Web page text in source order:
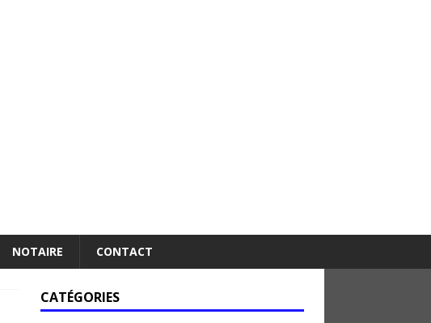
NOTAIRE CONTACT
CATÉGORIES